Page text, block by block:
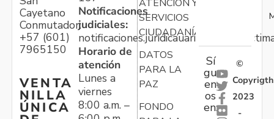
Cayetano
Conmutador:
+57 (601)
7965150
VENTA
NILLA
ÚNICA
Notificaciones
judiciales:
Horario de
atención
Lunes a
viernes
8:00 a.m. –
ATENCIÓN Y
SERVICIOS
CIUDADANÍA
DATOS
PARA LA
PAZ
FONDO
Sí
gu
en
os
en:
©
Copyrigth
2023
-